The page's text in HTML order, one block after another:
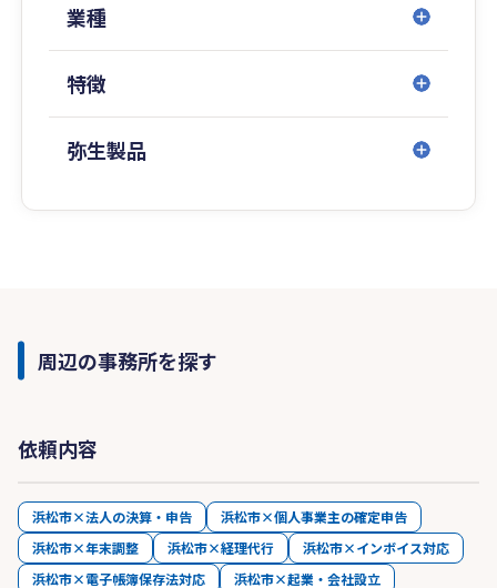
業種
特徴
弥生製品
周辺の事務所を探す
依頼内容
浜松市×法人の決算・申告
浜松市×個人事業主の確定申告
浜松市×年末調整
浜松市×経理代行
浜松市×インボイス対応
浜松市×電子帳簿保存法対応
浜松市×起業・会社設立